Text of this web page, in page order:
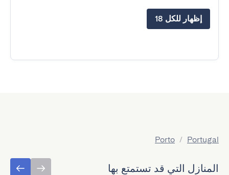
إظهار للكل 18
Portugal
/
Porto
المنازل التي قد تستمتع بها